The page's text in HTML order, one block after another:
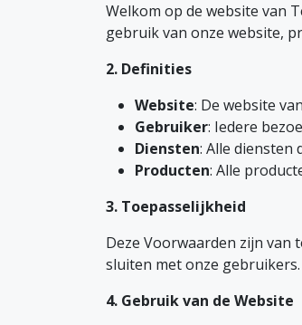
Welkom op de website van
gebruik van onze website,
2. Definities
Website: De website
Gebruiker: Iedere
Diensten: Alle diensten
Producten: Alle
3. Toepasselijkheid
Deze Voorwaarden zijn van
sluiten met onze gebruikers.
4. Gebruik van de Website